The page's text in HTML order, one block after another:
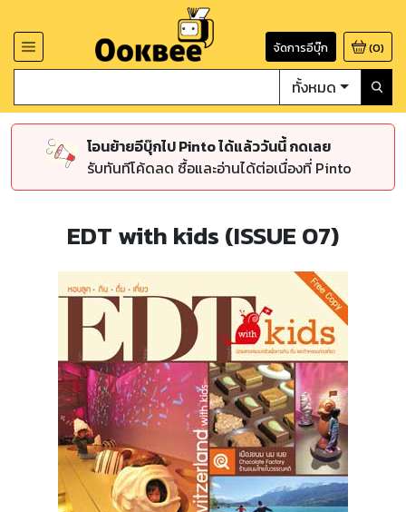
จัดการอีบุ๊ก (0)
ทั้งหมด
โอนย้ายอีบุ๊กไป Pinto ได้แล้ววันนี้ กดเลย
รับทันทีโค้ดลด ซื้อและอ่านได้ต่อเนื่องที่ Pinto
EDT with kids (ISSUE 07)